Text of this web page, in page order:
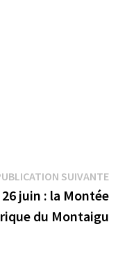
:
SUIVANTE
26 juin : la Montée
du Montaigu